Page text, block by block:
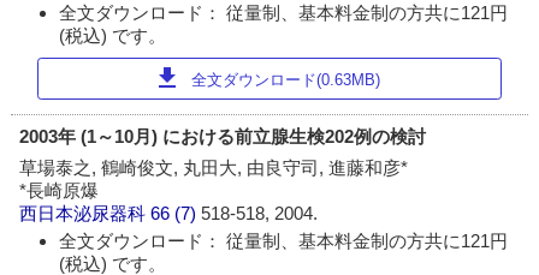
全文ダウンロード： 従量制、基本料金制の方共に121円
(税込) です。
download 全文ダウンロード(0.63MB)
2003年 (1～10月) における前立腺生検202例の検討
草場泰之, 鶴崎俊文, 丸田大, 由良守司, 進藤和彦*
*長崎原爆
西日本泌尿器科 66 (7)518-518, 2004.
全文ダウンロード： 従量制、基本料金制の方共に121円
(税込) です。